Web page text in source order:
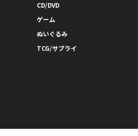
CD/DVD
ゲーム
ぬいぐるみ
TCG/サプライ